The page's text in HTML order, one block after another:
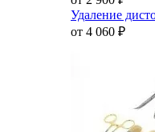
Удаление
от 4 060 ₽